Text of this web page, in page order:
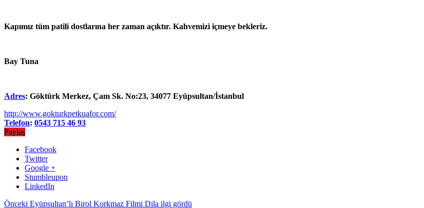
Kapımız tüm patili dostlarına her zaman açıktır. Kahvemizi içmeye bekleriz.
Bay Tuna
Adres: Göktürk Merkez, Çam Sk. No:23, 34077 Eyüpsultan/İstanbul
http://www.gokturkpetkuafor.com/
Telefon: 0543 715 46 93
Paylaş
Facebook
Twitter
Google +
Stumbleupon
LinkedIn
Önceki Eyüpsultan’lı Birol Korkmaz Filmi Dila ilgi gördü